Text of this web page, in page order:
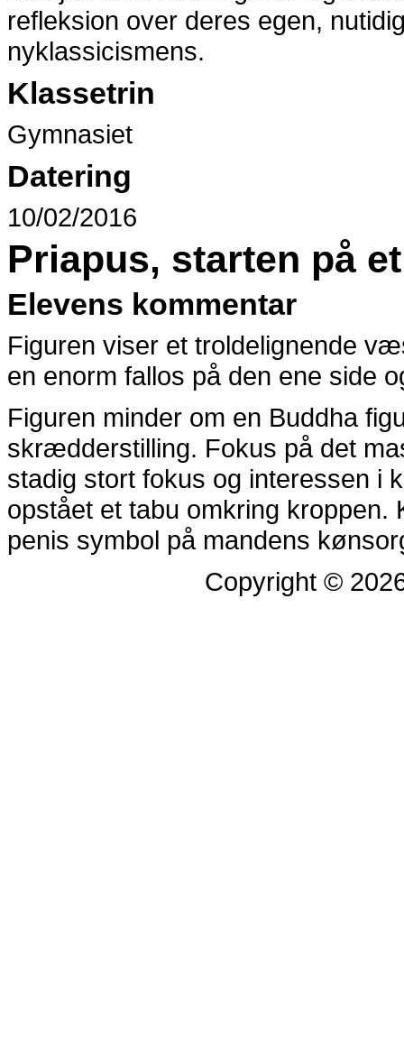
refleksion over deres egen,
nyklassicismens.
Klassetrin
Gymnasiet
Datering
10/02/2016
Priapus, starten på
Elevens kommentar
Figuren viser et troldelignende
en enorm fallos på den ene side
Figuren minder om en Buddha
skrædderstilling. Fokus på det
stadig stort fokus og interessen i
opstået et tabu omkring
penis symbol på mandens
Copyright ©